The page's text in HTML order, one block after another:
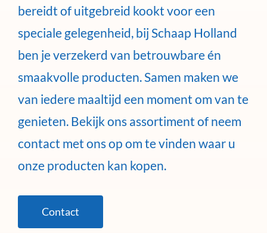
bereidt of uitgebreid kookt voor een
speciale gelegenheid, bij Schaap Holland
ben je verzekerd van betrouwbare én
smaakvolle producten. Samen maken we
van iedere maaltijd een moment om van te
genieten. Bekijk ons assortiment of neem
contact met ons op om te vinden waar u
onze producten kan kopen.
Contact